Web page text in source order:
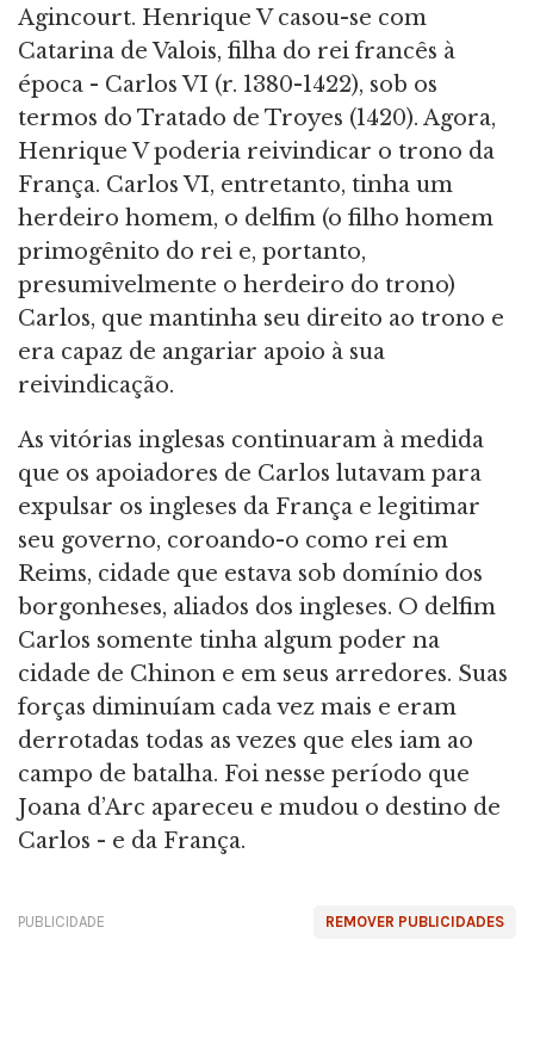
Agincourt. Henrique V casou-se com
Catarina de Valois, filha do rei francês à
época - Carlos VI (r. 1380-1422), sob os
termos do Tratado de Troyes (1420). Agora,
Henrique V poderia reivindicar o trono da
França. Carlos VI, entretanto, tinha um
herdeiro homem, o delfim (o filho homem
primogênito do rei e, portanto,
presumivelmente o herdeiro do trono)
Carlos, que mantinha seu direito ao trono e
era capaz de angariar apoio à sua
reivindicação.
As vitórias inglesas continuaram à medida
que os apoiadores de Carlos lutavam para
expulsar os ingleses da França e legitimar
seu governo, coroando-o como rei em
Reims, cidade que estava sob domínio dos
borgonheses, aliados dos ingleses. O delfim
Carlos somente tinha algum poder na
cidade de Chinon e em seus arredores. Suas
forças diminuíam cada vez mais e eram
derrotadas todas as vezes que eles iam ao
campo de batalha. Foi nesse período que
Joana d’Arc apareceu e mudou o destino de
Carlos - e da França.
REMOVER PUBLICIDADES
PUBLICIDADE